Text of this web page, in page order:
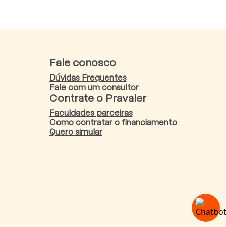
Fale conosco
Dúvidas Frequentes
Fale com um consultor
Contrate o Pravaler
Faculdades parceiras
Como contratar o financiamento
Quero simular